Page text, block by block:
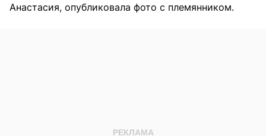
Анастасия, опубликовала фото с племянником.